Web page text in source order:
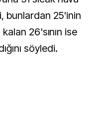
bunlardan 25'inin
26'sının ise
söyledi.